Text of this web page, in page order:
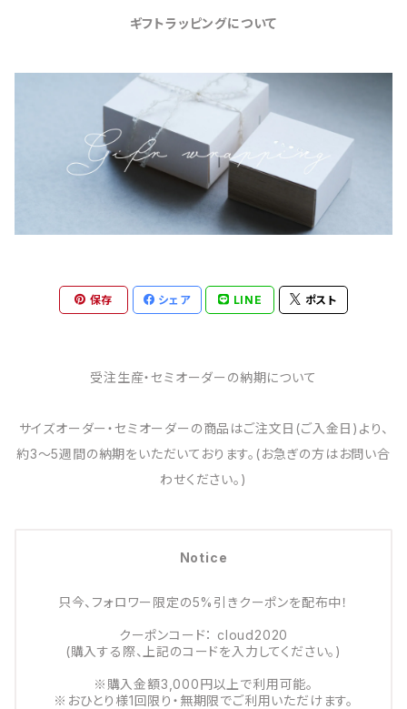
ギフトラッピングについて
保存 シェア LINE ポスト
受注生産・セミオーダーの納期について
サイズオーダー・セミオーダーの商品はご注文日(ご入金日)より、
約3～5週間の納期をいただいております。(お急ぎの方はお問い合
わせください。)
Notice
只今、フォロワー限定の5%引きクーポンを配布中！
クーポンコード： cloud2020
(購入する際、上記のコードを入力してください。)
※購入金額3,000円以上で利用可能。
※おひとり様1回限り・無期限でご利用いただけます。